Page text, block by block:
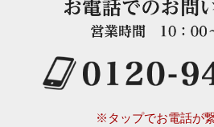
※タップでお電話が